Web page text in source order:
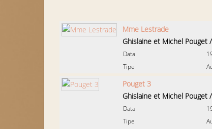
Mme Lestrade
Ghislaine et Michel Pouget /
Data
Tipe
Pouget 3
Ghislaine et Michel Pouget /
Data
Tipe